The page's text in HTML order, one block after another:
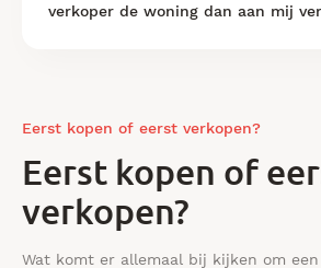
verkoper de woning dan aan mij
Eerst kopen of eerst verkopen?
Eerst kopen of
verkopen?
Wat komt er allemaal bij kijken om